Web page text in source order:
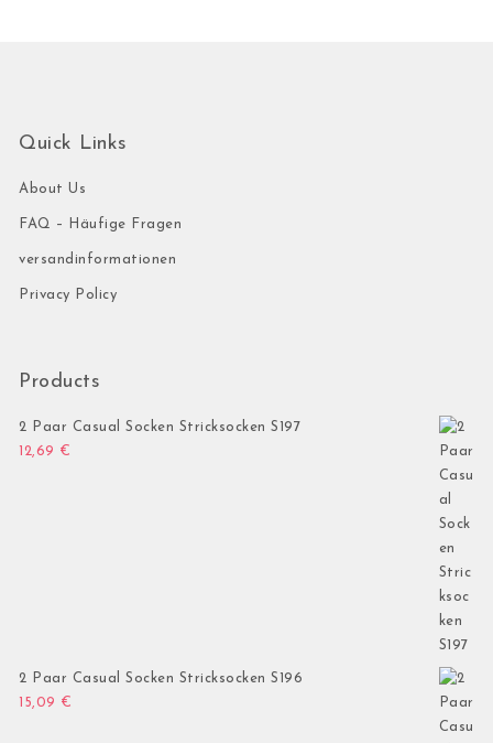
Quick Links
About Us
FAQ – Häufige Fragen
versandinformationen
Privacy Policy
Products
2 Paar Casual Socken Stricksocken S197
12,69 €
2 Paar Casual Socken Stricksocken S196
15,09 €